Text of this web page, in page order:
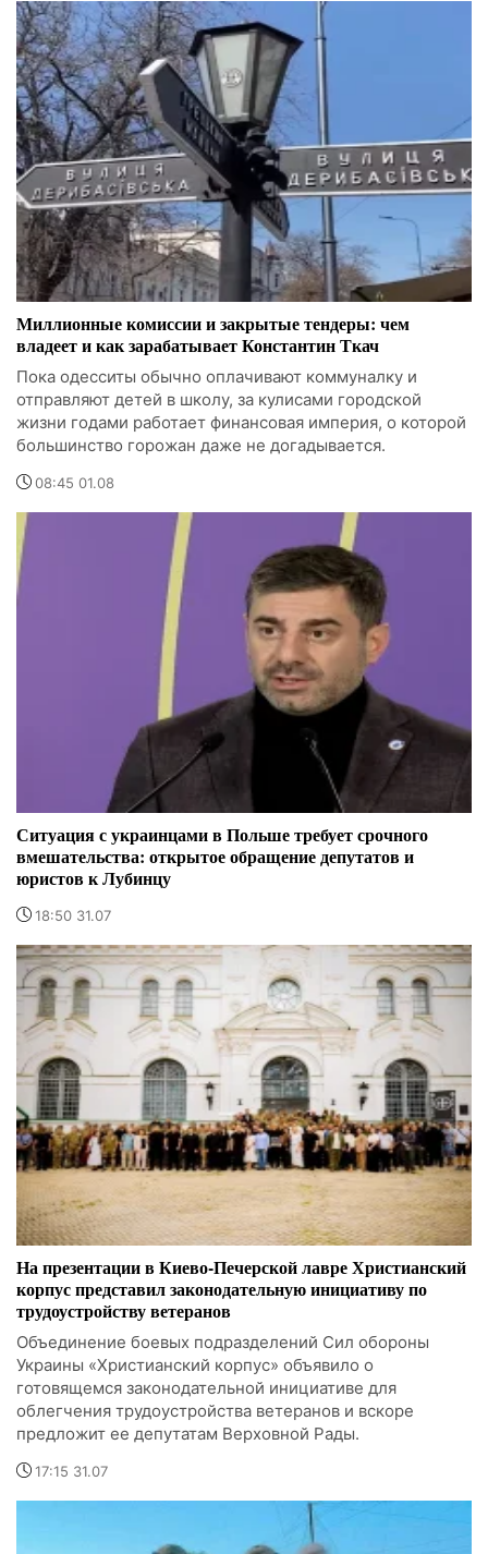
Миллионные комиссии и закрытые тендеры: чем
владеет и как зарабатывает Константин Ткач
Пока одесситы обычно оплачивают коммуналку и
отправляют детей в школу, за кулисами городской
жизни годами работает финансовая империя, о которой
большинство горожан даже не догадывается.
08:45 01.08
Ситуация с украинцами в Польше требует срочного
вмешательства: открытое обращение депутатов и
юристов к Лубинцу
18:50 31.07
На презентации в Киево-Печерской лавре Христианский
корпус представил законодательную инициативу по
трудоустройству ветеранов
Объединение боевых подразделений Сил обороны
Украины «Христианский корпус» объявило о
готовящемся законодательной инициативе для
облегчения трудоустройства ветеранов и вскоре
предложит ее депутатам Верховной Рады.
17:15 31.07